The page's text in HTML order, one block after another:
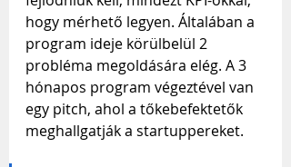
hogy mérhető legyen. Általában a
program ideje körülbelül 2
probléma megoldására elég. A 3
hónapos program végeztével van
egy pitch, ahol a tőkebefektetők
meghallgatják a startuppereket.